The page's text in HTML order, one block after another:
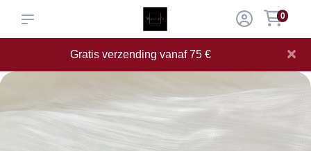
0
Gratis verzending vanaf 75 € ×